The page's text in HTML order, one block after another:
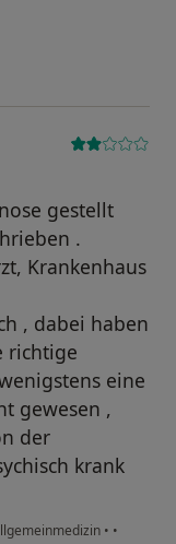
gestellt
.
Krankenhaus
, dabei haben
richtige
eine
gewesen ,
der
krank
• •